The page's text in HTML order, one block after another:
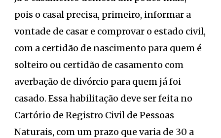
pois o casal precisa, primeiro, informar a
vontade de casar e comprovar o estado civil,
com a certidão de nascimento para quem é
solteiro ou certidão de casamento com
averbação de divórcio para quem já foi
casado. Essa habilitação deve ser feita no
Cartório de Registro Civil de Pessoas
Naturais, com um prazo que varia de 30 a